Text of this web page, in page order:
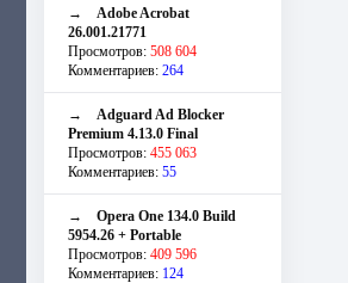
→ Adobe Acrobat
26.001.21771
Просмотров: 508 604
Комментариев: 264
→ Adguard Ad Blocker
Premium 4.13.0 Final
Просмотров: 455 063
Комментариев: 55
→ Opera One 134.0 Build
5954.26 + Portable
Просмотров: 409 596
Комментариев: 124